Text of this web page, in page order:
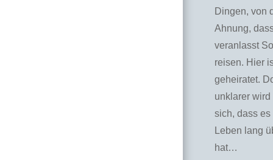
Dingen, von
Ahnung,
veranlasst
reisen. Hier
geheiratet.
unklarer wird
sich, dass
Leben lang
hat…